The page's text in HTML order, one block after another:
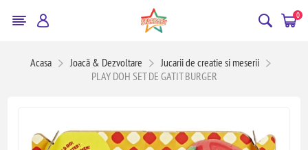
0
Acasa Joacă & Dezvoltare
Jucarii de creatie si meserii
PLAY DOH SET DE GATIT BURGER